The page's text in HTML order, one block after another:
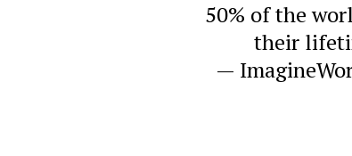
50% of the
their
—